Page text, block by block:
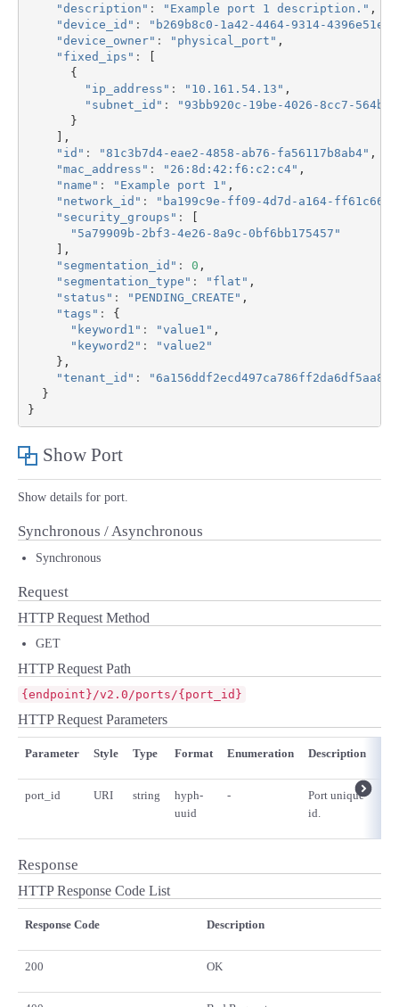
"description" : "Example port 1 description." ,
"device_id" :
"b269b8c0-1a42-4464-9314-
"device_owner" : "physical_port" ,
"fixed_ips" :
{
"ip_address" : "10.161.54.13" ,
"subnet_id" :
"93bb920c-19be-4026-8cc7-
}
],
"id" : "81c3b7d4-eae2-4858-ab76-fa56117b8ab4" ,
"mac_address" : "26:8d:42:f6:c2:c4" ,
"name" : "Example port 1" ,
"network_id" :
"ba199c9e-ff09-4d7d-a164-
"security_groups" :
"5a79909b-2bf3-4e26-8a9c-0bf6bb175457"
],
"segmentation_id" : 0 ,
"segmentation_type" : "flat" ,
"status" : "PENDING_CREATE" ,
"tags" :
{
"keyword1" : "value1" ,
"keyword2" :
"value2"
},
"tenant_id" :
"6a156ddf2ecd497ca786ff2da6df5aa8"
}
}
Show Port
Show details for port.
Synchronous / Asynchronous
Synchronous
Request
HTTP Request Method
GET
HTTP Request Path
{endpoint}/v2.0/ports/{port_id}
HTTP Request Parameters
Parameter Style Type Format Enumeration Description
port_id URI string
hyph-
uuid
-
Port unique
id.
Response
HTTP Response Code List
Response Code Description
200 OK